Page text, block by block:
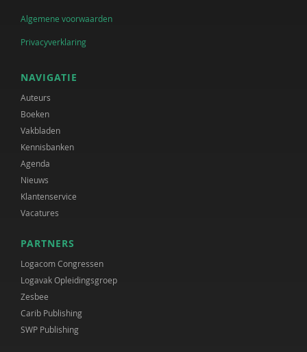
Algemene voorwaarden
Privacyverklaring
NAVIGATIE
Auteurs
Boeken
Vakbladen
Kennisbanken
Agenda
Nieuws
Klantenservice
Vacatures
PARTNERS
Logacom Congressen
Logavak Opleidingsgroep
Zesbee
Carib Publishing
SWP Publishing